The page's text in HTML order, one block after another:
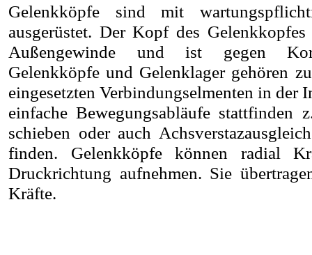
Gelenkköpfe sind mit
ausgerüstet. Der Kopf des
Außengewinde und ist gegen
Gelenkköpfe und Gelenklager gehören
eingesetzten Verbindungselmenten in der
einfache Bewegungsabläufe stattfinden
schieben oder auch
finden. Gelenkköpfe können radial
Druckrichtung aufnehmen. Sie
Kräfte.